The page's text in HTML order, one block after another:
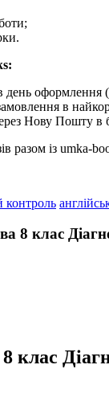
день
в
Нову Пошту в
разом із umka-
контроль
8 клас
клас